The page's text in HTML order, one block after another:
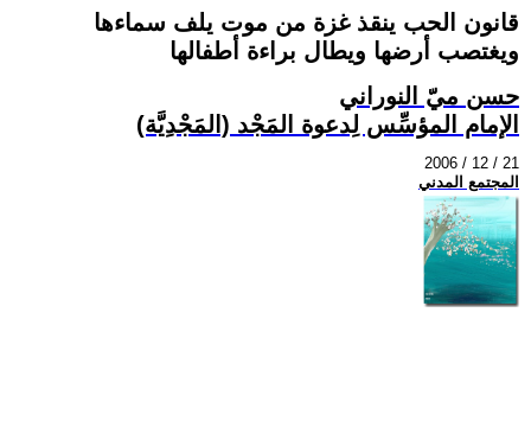
قانون الحب ينقذ غزة من موت يلف سماءها
ويغتصب أرضها ويطال براءة أطفالها
حسن ميّ النوراني
الإمام المؤسِّس لِدعوة المَجْد (المَجْدِيَّة)
2006 / 12 / 21
المجتمع المدني